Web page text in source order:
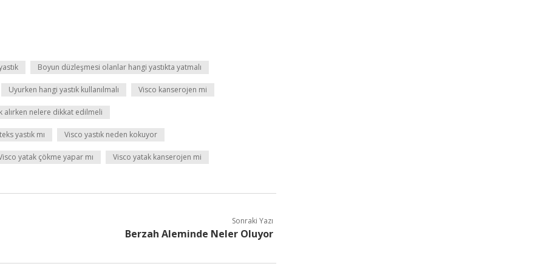
Boyun düzleşmesi olanlar hangi yastıkta yatmalı
Uyurken hangi yastık kullanılmalı Visco kanserojen mi
alırken nelere dikkat edilmeli
yastık mı Visco yastık neden kokuyor
yatak çökme yapar mı Visco yatak kanserojen mi
Sonraki Yazı
Berzah Aleminde Neler Oluyor